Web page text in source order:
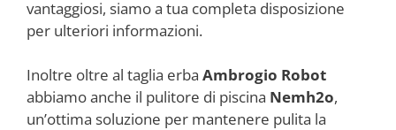
vantaggiosi, siamo a tua completa disposizione
per ulteriori informazioni.
Inoltre oltre al taglia erba Ambrogio Robot
abbiamo anche il pulitore di piscina Nemh2o,
un’ottima soluzione per mantenere pulita la